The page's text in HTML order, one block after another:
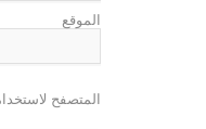
الموقع
المتصفح